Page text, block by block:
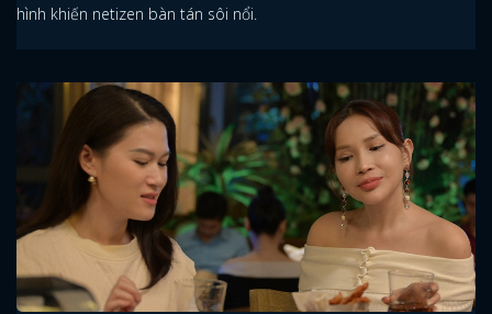
hình khiến netizen bàn tán sôi nổi.